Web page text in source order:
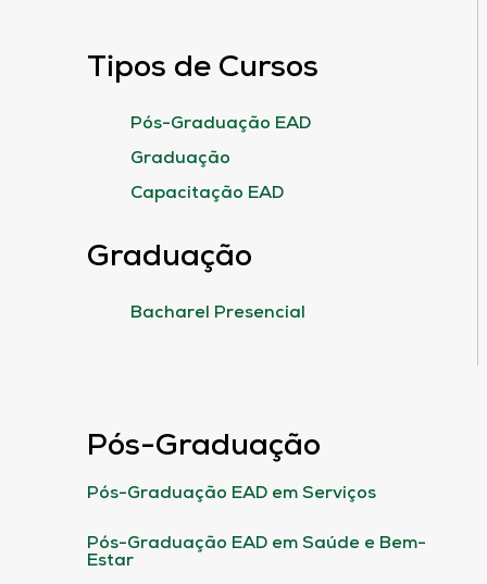
Tipos de Cursos
Pós-Graduação EAD
Graduação
Capacitação EAD
Graduação
Bacharel Presencial
Pós-Graduação
Pós-Graduação EAD em Serviços
Pós-Graduação EAD em Saúde e Bem-
Estar